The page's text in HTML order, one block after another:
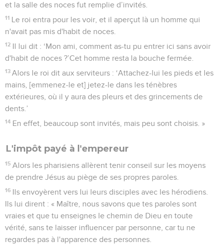
et la salle des noces fut remplie d’invités.
11 Le roi entra pour les voir, et il aperçut là un homme qui
n'avait pas mis d'habit de noces.
12 Il lui dit : ‘Mon ami, comment as-tu pu entrer ici sans avoir
d'habit de noces ?’Cet homme resta la bouche fermée.
13 Alors le roi dit aux serviteurs : ‘Attachez-lui les pieds et les
mains, [emmenez-le et] jetez-le dans les ténèbres
extérieures, où il y aura des pleurs et des grincements de
dents.’
14 En effet, beaucoup sont invités, mais peu sont choisis. »
L'impôt payé à l'empereur
15 Alors les pharisiens allèrent tenir conseil sur les moyens
de prendre Jésus au piège de ses propres paroles.
16 Ils envoyèrent vers lui leurs disciples avec les hérodiens.
Ils lui dirent : « Maître, nous savons que tes paroles sont
vraies et que tu enseignes le chemin de Dieu en toute
vérité, sans te laisser influencer par personne, car tu ne
regardes pas à l'apparence des personnes.